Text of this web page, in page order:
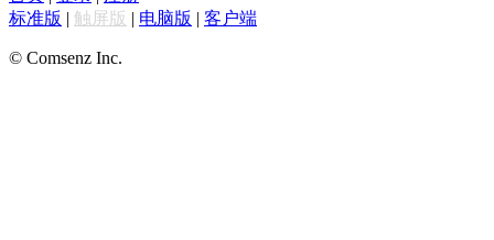
标准版 | 触屏版 | 电脑版 | 客户端
© Comsenz Inc.